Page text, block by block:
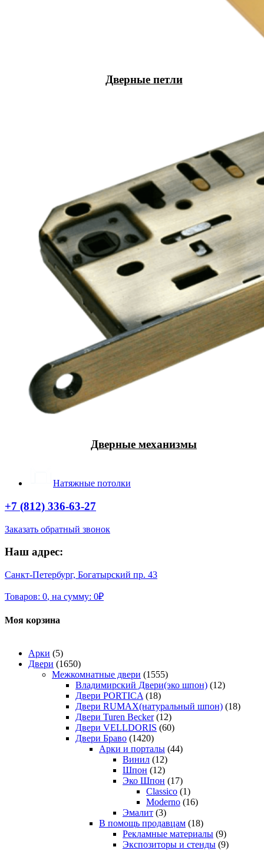
Дверные петли
Дверные механизмы
Натяжные потолки
+7 (812) 336-63-27
Заказать обратный звонок
Наш адрес:
Санкт-Петербург, Богатырский пр. 43
Товаров: 0, на сумму: 0₽
Моя корзина
Арки (5)
Двери (1650)
Межкомнатные двери (1555)
Владимирский Двери(эко шпон) (12)
Двери PORTICA (18)
Двери RUMAX(натуральный шпон) (18)
Двери Turen Becker (12)
Двери VELLDORIS (60)
Двери Браво (1420)
Арки и порталы (44)
Винил (12)
Шпон (12)
Эко Шпон (17)
Classico (1)
Moderno (16)
Эмалит (3)
В помощь продавцам (18)
Рекламные материалы (9)
Экспозиторы и стенды (9)